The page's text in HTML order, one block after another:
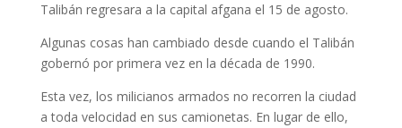
Talibán regresara a la capital afgana el 15 de agosto.
Algunas cosas han cambiado desde cuando el Talibán
gobernó por primera vez en la década de 1990.
Esta vez, los milicianos armados no recorren la ciudad
a toda velocidad en sus camionetas. En lugar de ello,